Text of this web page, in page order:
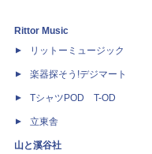
Rittor Music
リットーミュージック
楽器探そう!デジマート
TシャツPOD T-OD
立東舎
山と溪谷社